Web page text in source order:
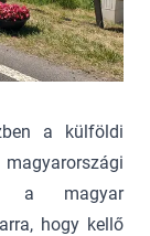
a külföldi
a magyar
hogy kellő